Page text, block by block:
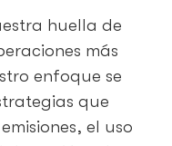
huella de
más
enfoque se
que
el uso